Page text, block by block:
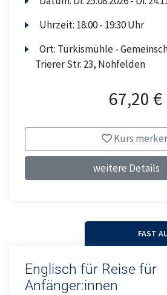
Uhrzeit: 18:00 - 19:30 Uhr
Ort: Türkismühle -
Trierer Str. 23, Nohfelden
67,20 €
Kurs
weitere Details
FAST
Englisch für Reise für
Anfänger:innen